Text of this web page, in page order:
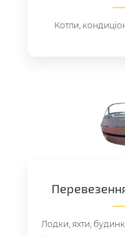
Котли,
Лодки, яхти,